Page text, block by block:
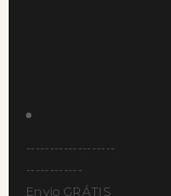
-------------------
------------
Envio GRÁTIS